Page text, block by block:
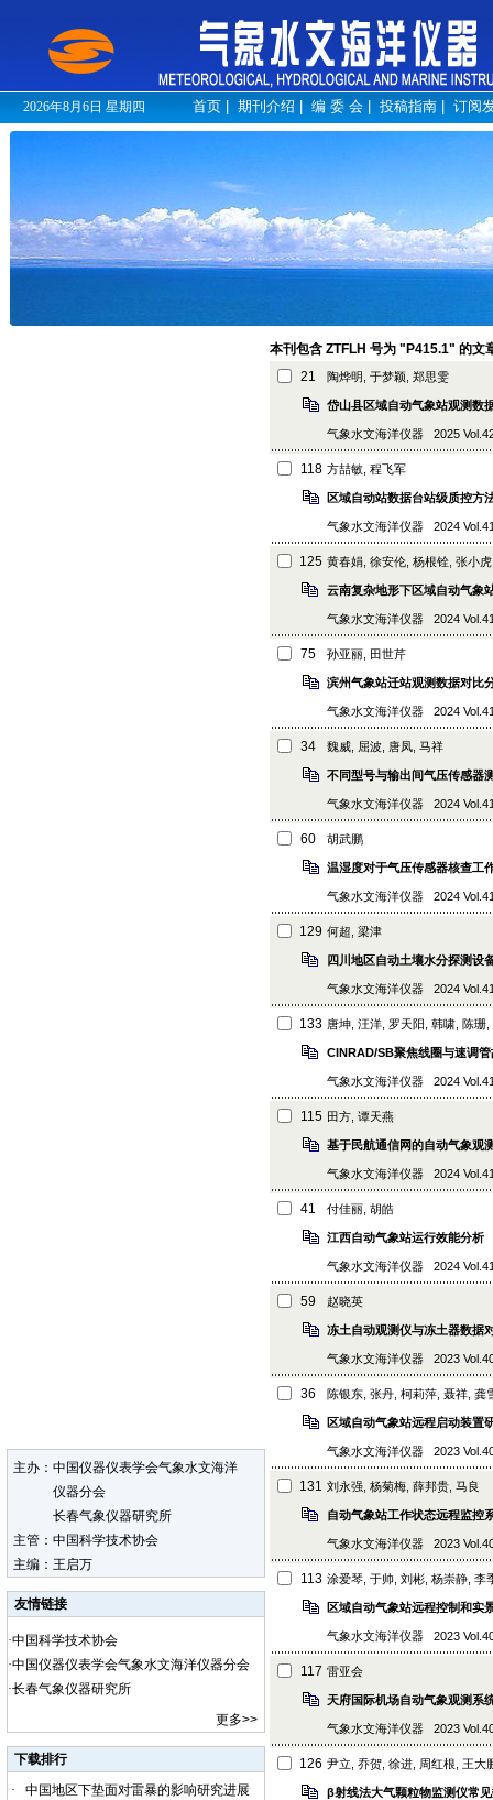
2026年8月6日 星期四 首页 期刊介绍 编 委 会 投稿指南 订阅
主办：中国仪器仪表学会气象水文海洋
仪器分会
长春气象仪器研究所
主管：中国科学技术协会
主编：王启万
友情链接
·中国科学技术协会
·中国仪器仪表学会气象水文海洋仪器分会
·长春气象仪器研究所
更多>>
下载排行
本刊包含 ZTFLH 号为 "P415.1" 的文
21
陶烨明, 于梦颖, 郑思雯
岱山县区域自动气象站观测数
气象水文海洋仪器 2025
118 方喆敏, 程飞军
区域自动站数据台站级质控方
气象水文海洋仪器 2024
125 黄春娟, 徐安伦, 杨根铨, 张小虎
云南复杂地形下区域自动气象
气象水文海洋仪器 2024
75 孙亚丽, 田世芹
滨州气象站迁站观测数据对比
气象水文海洋仪器 2024
34 魏威, 屈波, 唐凤, 马祥
不同型号与输出间气压传感器
气象水文海洋仪器 2024
60 胡武鹏
温湿度对于气压传感器核查工
气象水文海洋仪器 2024
129 何超, 梁津
四川地区自动土壤水分探测设
气象水文海洋仪器 2024
133 唐坤, 汪洋, 罗天阳, 韩啸, 陈珊
CINRAD/SB聚焦线圈与速调
气象水文海洋仪器 2024
115 田方, 谭天燕
基于民航通信网的自动气象观
气象水文海洋仪器 2024
41 付佳丽, 胡皓
江西自动气象站运行效能分析
气象水文海洋仪器 2024
59 赵晓英
冻土自动观测仪与冻土器数据
气象水文海洋仪器 2023
36 陈银东, 张丹, 柯莉萍, 聂祥, 龚
区域自动气象站远程启动装置
气象水文海洋仪器 2023
131 刘永强, 杨菊梅, 薛邦贵, 马良
自动气象站工作状态远程监控
气象水文海洋仪器 2023
113 涂爱琴, 于帅, 刘彬, 杨崇静, 李
区域自动气象站远程控制和实
气象水文海洋仪器 2023
117 雷亚会
天府国际机场自动气象观测系
气象水文海洋仪器 2023
126 尹立, 乔贺, 徐进, 周红根, 王大
β射线法大气颗粒物监测仪常